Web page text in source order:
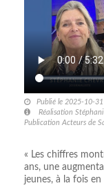
Publié le 2025-10-
Réalisation
Publication Acteurs de
« Les chiffres
ans, une
jeunes, à la fois